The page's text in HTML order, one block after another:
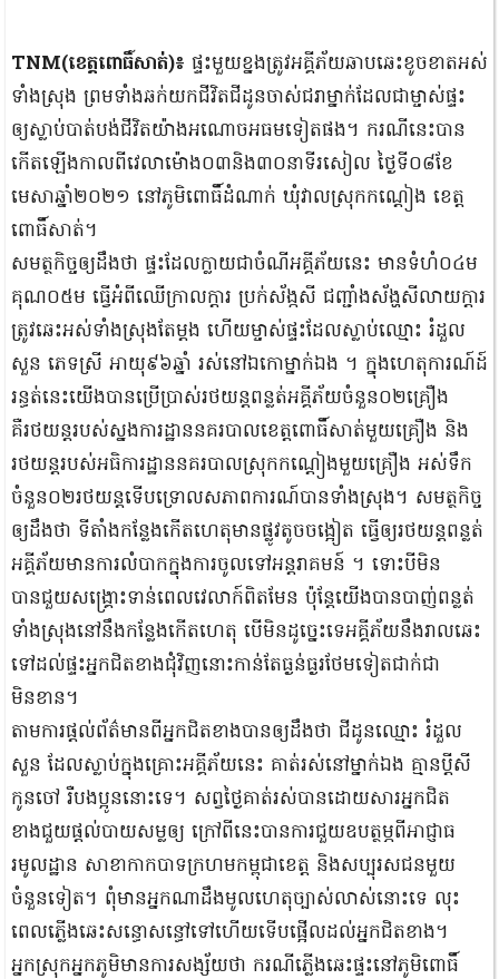
TNM(ខេត្តពោធិ៍សាត់)៖ ផ្ទះមួយខ្នងត្រូវអគ្គីភ័យឆាបឆេះខូចខាតអស់
ទាំងស្រុង ព្រមទាំងឆក់យកជីវិតជីដូនចាស់ជរាម្នាក់ដែលជាម្ចាស់ផ្ទះ
ឲ្យស្លាប់បាត់បង់ជីវិតយ៉ាងអណោចអធមទៀតផង។ ករណីនេះបាន
កើតឡើងកាលពីវេលាម៉ោង០៣និង៣០នាទីរសៀល ថ្ងៃទី០៨ខែ
មេសាឆ្នាំ២០២១ នៅភូមិពោធិ៍ដំណាក់ ឃុំវាលស្រុកកណ្ដៀង ខេត្ត
ពោធិ៍សាត់។
សមត្ថកិច្ចឲ្យដឹងថា ផ្ទះដែលក្លាយជាចំណីអគ្គីភ័យនេះ មានទំហំ០៤ម
គុណ០៥ម ធ្វើអំពីឈើក្រាលក្ដារ ប្រក់ស័ង្កសី ជញ្ជាំងស័ង្ហសីលាយក្ដារ
ត្រូវឆេះអស់ទាំងស្រុងតែម្ដង ហើយម្ចាស់ផ្ទះដែលស្លាប់ឈ្មោះ រំដួល
សួន ភេទស្រី អាយុ៩៦ឆ្នាំ រស់នៅឯកោម្នាក់ឯង ។ ក្នុងហេតុការណ៍ដ៍
រន្ធត់នេះយើងបានប្រើប្រាស់រថយន្ដពន្លត់អគ្គីភ័យចំនួន០២គ្រឿង
គឺរថយន្ដរបស់ស្នងការដ្ឋាននគរបាលខេត្តពោធិ៍សាត់មួយគ្រឿង និង
រថយន្ដរបស់អធិការដ្ឋាននគរបាលស្រុកកណ្ដៀងមួយគ្រឿង អស់ទឹក
ចំនួន០២រថយន្ដទើបទ្រោលសភាពការណ៍បានទាំងស្រុង។ សមត្ថកិច្ច
ឲ្យដឹងថា ទីតាំងកន្លែងកើតហេតុមានផ្លូវតូចចង្អៀត ធ្វើឲ្យរថយន្ដពន្លត់
អគ្គីភ័យមានការលំបាកក្នុងការចូលទៅអន្ដរាគមន៍ ។ ទោះបីមិន
បានជួយសង្គ្រោះទាន់ពេលវេលាក៍ពិតមែន ប៉ុន្តែយើងបានបាញ់ពន្លត់
ទាំងស្រុងនៅនឹងកន្លែងកើតហេតុ បើមិនដូច្នេះទេអគ្គីភ័យនឹងរាលឆេះ
ទៅដល់ផ្ទះអ្នកជិតខាងជុំវិញនោះកាន់តែធ្ងន់ធ្ងរថែមទៀតជាក់ជា
មិនខាន។
តាមការផ្ដល់ព័ត៌មានពីអ្នកជិតខាងបានឲ្យដឹងថា ជីដូនឈ្មោះ រំដួល
សួន ដែលស្លាប់ក្នុងគ្រោះអគ្គីភ័យនេះ គាត់រស់នៅម្នាក់ឯង គ្មានប្ដីសី
កូនចៅ រឺបងប្អូននោះទេ។ សព្វថ្ងៃគាត់រស់បានដោយសារអ្នកជិត
ខាងជួយផ្ដល់បាយសម្លឲ្យ ក្រៅពីនេះបានការជួយឧបត្ថម្ភពីអាជ្ញាធ
រមូលដ្ឋាន សាខាកាកបាទក្រហមកម្ពុជាខេត្ត និងសប្បុរសជនមួយ
ចំនួនទៀត។ ពុំមានអ្នកណាដឹងមូលហេតុច្បាស់លាស់នោះទេ លុះ
ពេលភ្លើងឆេះសន្ធោសន្ធៅទៅហើយទើបផ្អើលដល់អ្នកជិតខាង។
អ្នកស្រុកអ្នកភូមិមានការសង្ស័យថា ករណីភ្លើងឆេះផ្ទះនៅភូមិពោធិ៍